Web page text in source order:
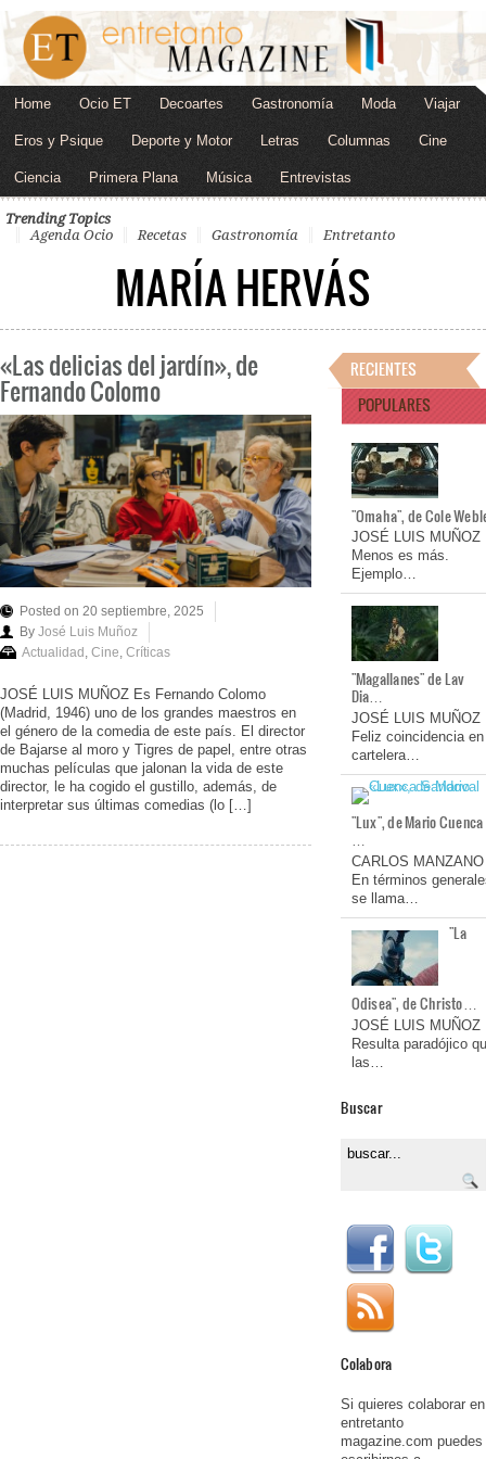
Home Ocio ET Decoartes Gastronomía Moda Viajar
Eros y Psique Deporte y Motor Letras Columnas Cine
Ciencia Primera Plana Música Entrevistas
Trending Topics
Agenda Ocio
Recetas Gastronomía Entretanto
MARÍA HERVÁS
«Las delicias del jardín», de
Fernando Colomo
Posted on 20 septiembre, 2025
By José Luis Muñoz
Actualidad, Cine, Críticas
JOSÉ LUIS MUÑOZ Es Fernando Colomo
(Madrid, 1946) uno de los grandes maestros en
el género de la comedia de este país. El director
de Bajarse al moro y Tigres de papel, entre otras
muchas películas que jalonan la vida de este
director, le ha cogido el gustillo, además, de
interpretar sus últimas comedias (lo […]
RECIENTES
POPULARES
"Omaha", de Cole
JOSÉ LUIS MUÑOZ
Menos es más.
Ejemplo…
"Magallanes" de Lav
Dia…
JOSÉ LUIS MUÑOZ
Feliz coincidencia en
cartelera…
"Lux", de Mario Cuenca
…
CARLOS MANZANO
En términos
se llama…
"La
Odisea", de Christo…
JOSÉ LUIS MUÑOZ
Resulta paradójico
las…
Buscar
Colabora
Si quieres colaborar en
entretanto
magazine.com puedes